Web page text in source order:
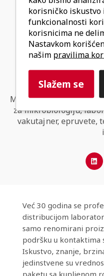
+381
Medicinska sredstva i
za mikrobiologiju,
vakutajner, epruvete,
Već 30 godina se
distribucijom
samo renomirani
podršku u kontaktima
Iskustvo, znanje,
jedinstvene su
paketu sa kupljenom
korisničko iskustvo
funkcionalnosti
korisnicima ne
Nastavkom
našim pravilima
Slažem se